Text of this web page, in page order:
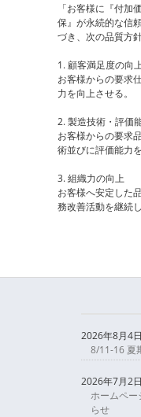
「お客様に『付加
保』が永続的な信
づき、次の品質方
1. 顧客満足度の向
お客様からの要求
力を向上させる。
2. 製造技術・評価
お客様からの要求
術並びに評価能力
3. 組織力の向上
お客様へ安定した
務改善活動を継続
2026年8月4日
8/11-16 夏
2026年7月2日
ホームペー
らせ